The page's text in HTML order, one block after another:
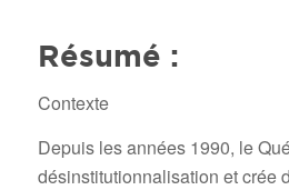
Résumé :
Contexte
Depuis les années 1990, le
désinstitutionnalisation et crée